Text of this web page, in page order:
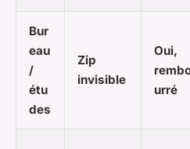
Bur
eau
/
étu
des
Zip
invisible
Oui,
urré